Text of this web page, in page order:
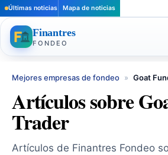
Últimas noticias Mapa de noticias
Finantres
FONDEO
Mejores empresas de fondeo » Goat
Artículos sobre
Trader
Artículos de Finantres Fondeo